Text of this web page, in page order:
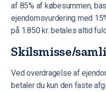
af 85% af købesummen,
ejendomsvurdering med
på 1.850 kr. betales altid
Skilsmisse/
Ved overdragelse af
betaler du kun den faste